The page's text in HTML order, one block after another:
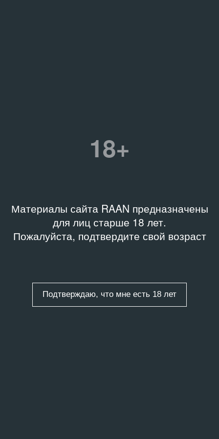
18+
Материалы сайта RAAN предназначены
для лиц старше 18 лет.
Пожалуйста, подтвердите свой возраст
Подтверждаю, что мне есть 18 лет